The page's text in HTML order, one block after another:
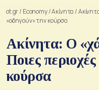
ot.gr/ Economy/Ακίνητα /
«οδηγούν» την κούρσα
Ακίνητα: Ο
Ποιες
κούρσα